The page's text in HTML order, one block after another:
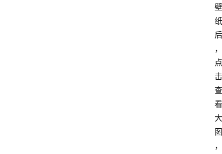
壁
纸
后
，
点
击
查
看
大
图
，